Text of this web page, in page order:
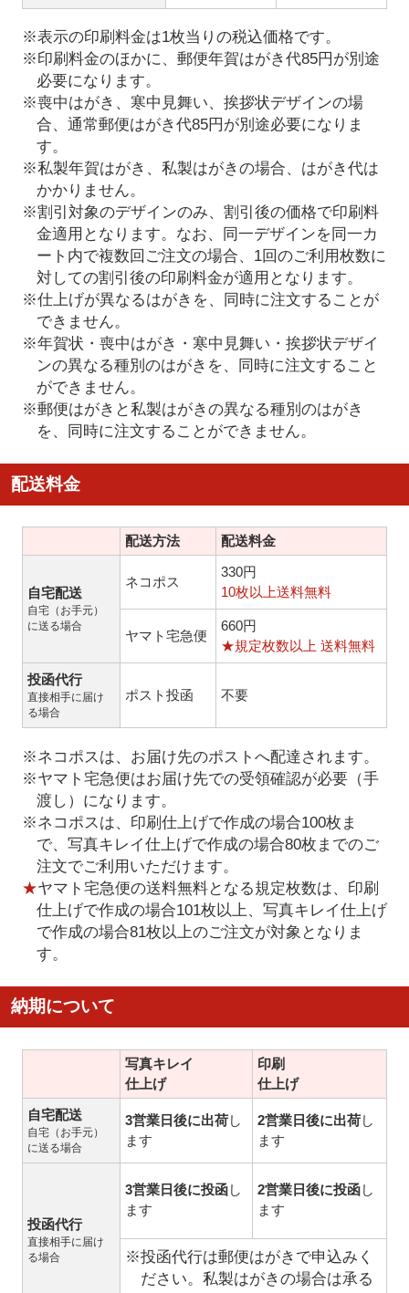
※表示の印刷料金は1枚当りの税込価格です。
※印刷料金のほかに、郵便年賀はがき代85円が別途
必要になります。
※喪中はがき、寒中見舞い、挨拶状デザインの場
合、通常郵便はがき代85円が別途必要になりま
す。
※私製年賀はがき、私製はがきの場合、はがき代は
かかりません。
※割引対象のデザインのみ、割引後の価格で印刷料
金適用となります。なお、同一デザインを同一カ
ート内で複数回ご注文の場合、1回のご利用枚数に
対しての割引後の印刷料金が適用となります。
※仕上げが異なるはがきを、同時に注文することが
できません。
※年賀状・喪中はがき・寒中見舞い・挨拶状デザイ
ンの異なる種別のはがきを、同時に注文すること
ができません。
※郵便はがきと私製はがきの異なる種別のはがき
を、同時に注文することができません。
配送料金
配送方法 配送料金
自宅配送
自宅（お手元）
に送る場合
ネコポス
330円
10枚以上送料無料
ヤマト宅急便
660円
★規定枚数以上 送料無料
投函代行
直接相手に届け
る場合
ポスト投函 不要
※ネコポスは、お届け先のポストへ配達されます。
※ヤマト宅急便はお届け先での受領確認が必要（手
渡し）になります。
※ネコポスは、印刷仕上げで作成の場合100枚ま
で、写真キレイ仕上げで作成の場合80枚までのご
注文でご利用いただけます。
★ヤマト宅急便の送料無料となる規定枚数は、印刷
仕上げで作成の場合101枚以上、写真キレイ仕上げ
で作成の場合81枚以上のご注文が対象となりま
す。
納期について
写真キレイ
仕上げ
印刷
仕上げ
自宅配送
自宅（お手元）
に送る場合
3営業日後に出荷し
ます
2営業日後に出荷し
ます
投函代行
直接相手に届け
る場合
3営業日後に投函し
ます
2営業日後に投函し
ます
※投函代行は郵便はがきで申込みく
ださい。私製はがきの場合は承る